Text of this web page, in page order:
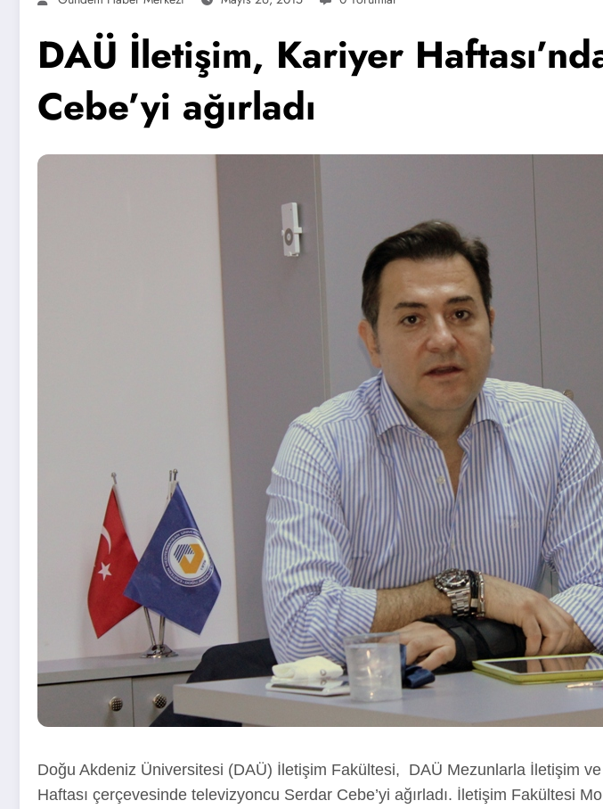
DAÜ İletişim, Kariyer
Cebe’yi ağırladı
Doğu Akdeniz Üniversitesi (DAÜ) İletişim Fakültesi, DAÜ Mezunlarla İletişim
Haftası çerçevesinde televizyoncu Serdar Cebe’yi ağırladı. İletişim Fakültesi